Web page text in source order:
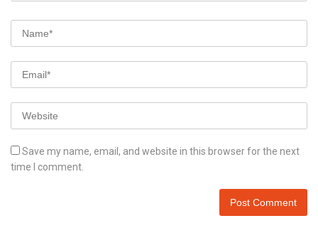
Save my name, email, and website in this browser for the next
time I comment.